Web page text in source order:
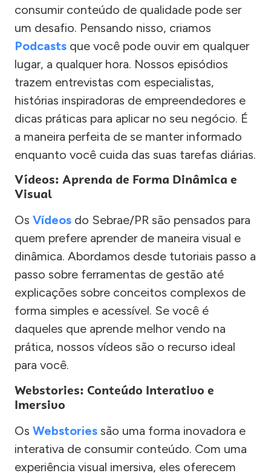
consumir conteúdo de qualidade pode ser
um desafio. Pensando nisso, criamos
Podcasts que você pode ouvir em qualquer
lugar, a qualquer hora. Nossos episódios
trazem entrevistas com especialistas,
histórias inspiradoras de empreendedores e
dicas práticas para aplicar no seu negócio. É
a maneira perfeita de se manter informado
enquanto você cuida das suas tarefas diárias.
Vídeos: Aprenda de Forma Dinâmica e
Visual
Os Vídeos do Sebrae/PR são pensados para
quem prefere aprender de maneira visual e
dinâmica. Abordamos desde tutoriais passo a
passo sobre ferramentas de gestão até
explicações sobre conceitos complexos de
forma simples e acessível. Se você é
daqueles que aprende melhor vendo na
prática, nossos vídeos são o recurso ideal
para você.
Webstories: Conteúdo Interativo e
Imersivo
Os Webstories são uma forma inovadora e
interativa de consumir conteúdo. Com uma
experiência visual imersiva, eles oferecem